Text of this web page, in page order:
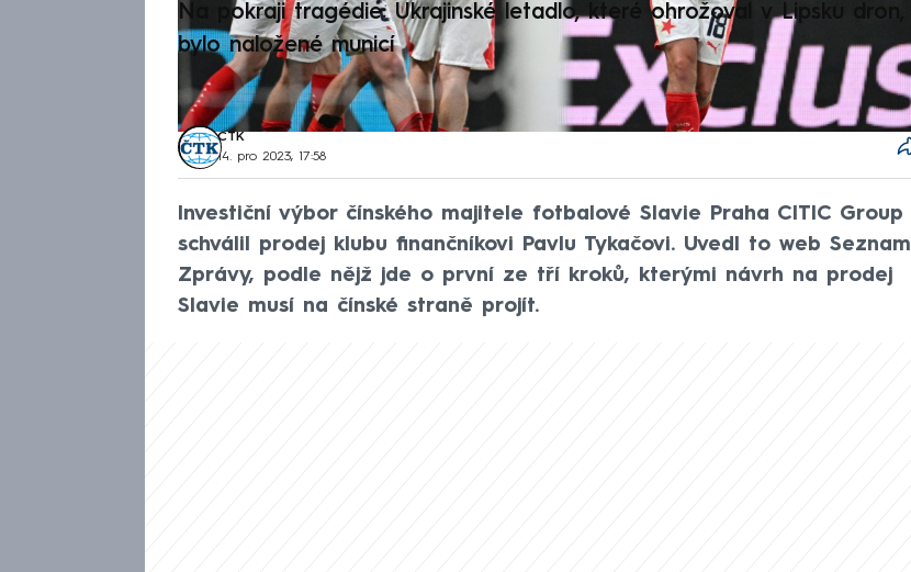
Na pokraji tragédie: Ukrajinské letadlo, které ohrožoval v Lipsku dron,
bylo naložené municí
ČTK
14. pro 2023, 17:58
Investiční výbor čínského majitele fotbalové Slavie Praha CITIC Group
schválil prodej klubu finančníkovi Pavlu Tykačovi. Uvedl to web Seznam
Zprávy, podle nějž jde o první ze tří kroků, kterými návrh na prodej
Slavie musí na čínské straně projít.